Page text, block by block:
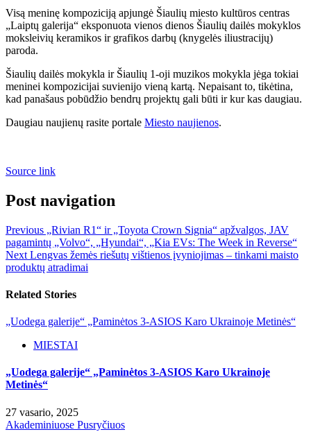
Visą meninę kompoziciją apjungė Šiaulių miesto kultūros centras
„Laiptų galerija“ eksponuota vienos dienos Šiaulių dailės mokyklos
moksleivių keramikos ir grafikos darbų (knygelės iliustracijų)
paroda.
Šiaulių dailės mokykla ir Šiaulių 1-oji muzikos mokykla jėga tokiai
meninei kompozicijai suvienijo vieną kartą. Nepaisant to, tikėtina,
kad panašaus pobūdžio bendrų projektų gali būti ir kur kas daugiau.
Daugiau naujienų rasite portale Miesto naujienos.
Source link
Post navigation
Previous „Rivian R1“ ir „Toyota Crown Signia“ apžvalgos, JAV
pagamintų „Volvo“, „Hyundai“, „Kia EVs: The Week in Reverse“
Next Lengvas žemės riešutų vištienos įvyniojimas – tinkami maisto
produktų atradimai
Related Stories
„Uodega galerije“ „Paminėtos 3-ASIOS Karo Ukrainoje Metinės“
MIESTAI
„Uodega galerije“ „Paminėtos 3-ASIOS Karo Ukrainoje
Metinės“
27 vasario, 2025
Akademiniuose Pusryčiuos